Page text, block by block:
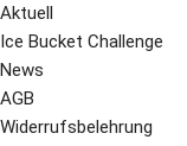
Chrysler
Daewo
Fiat
Honda
Kia
Aktuell
Ice Bucket Challenge
News
AGB
Widerrufsbelehrung